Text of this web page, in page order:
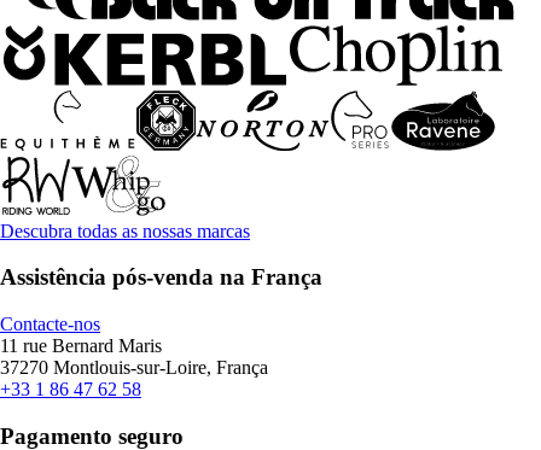
Descubra todas as nossas marcas
Assistência pós-venda na França
Contacte-nos
11 rue Bernard Maris
37270 Montlouis-sur-Loire, França
+33 1 86 47 62 58
Pagamento seguro